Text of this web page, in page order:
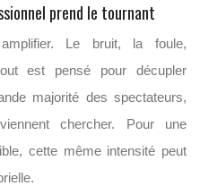
prend le tournant
Le bruit, la foule,
est pensé pour décupler
majorité des spectateurs,
chercher. Pour une
cette même intensité peut